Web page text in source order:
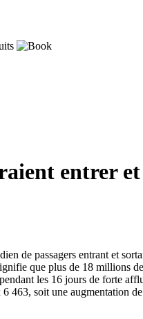
entrer
de passagers entrant et
que plus de 18 millions
les 16 jours de forte
463, soit une augmentation